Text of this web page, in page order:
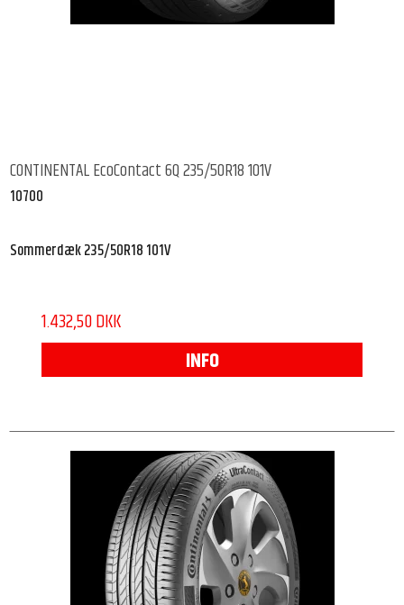
CONTINENTAL EcoContact 6Q 235/50R18 101V
10700
Sommerdæk 235/50R18 101V
1.432,50 DKK
INFO